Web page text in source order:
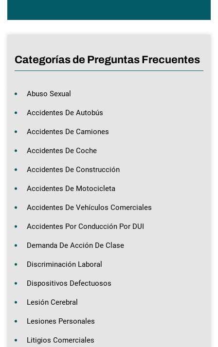
Categorías de Preguntas Frecuentes
Abuso Sexual
Accidentes De Autobús
Accidentes De Camiones
Accidentes De Coche
Accidentes De Construcción
Accidentes De Motocicleta
Accidentes De Vehículos Comerciales
Accidentes Por Conducción Por DUI
Demanda De Acción De Clase
Discriminación Laboral
Dispositivos Defectuosos
Lesión Cerebral
Lesiones Personales
Litigios Comerciales